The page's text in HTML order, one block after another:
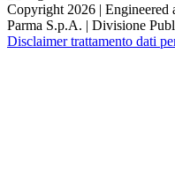
Copyright 2026 | Engineered
Parma S.p.A. | Divisione
Disclaimer trattamento dati